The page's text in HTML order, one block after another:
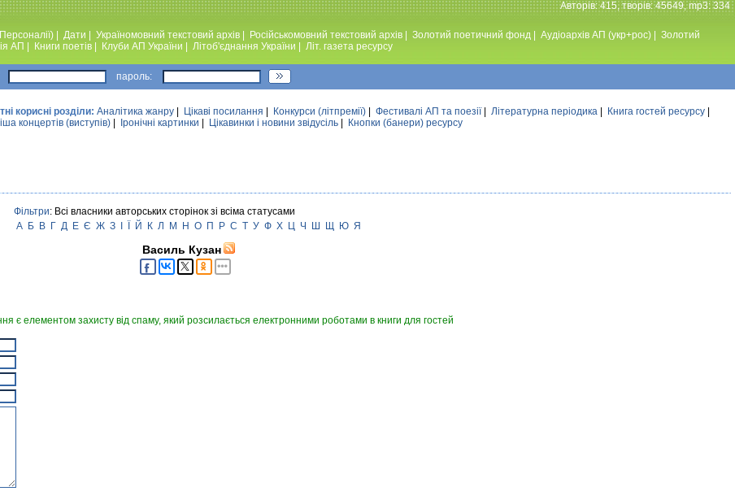
Авторiв: 415, творiв: 45649, mp3: 334
Дати Україномовний текстовий архiв Російськомовний текстовий архів Золотий поетичний фонд Аудiоархiв АП (укр+рос)
Золотий
АП Книги поетiв Клуби АП України Лiтоб'єднання України Лiт. газета ресурсу
пароль:
корисні розділи: Аналiтика жанру Цікаві посилання Конкурси (лiтпремiї) Фестивалi АП та поезiї| Літературна періодика Книга гостей ресурсу
концертів (виступів) Iронiчнi картинки Цікавинки і новини звідусіль Кнопки (банери) ресурсу
Фільтри: Всі власники авторських сторінок зі всіма статусами
А Б В Г Д Е Є Ж З Й К Л М Н О П Р С Т У Ф Х Ц Ч Ш Щ Ю Я
Василь Кузан
є елементом захисту від спаму, який розсилається електронними роботами в книги для гостей